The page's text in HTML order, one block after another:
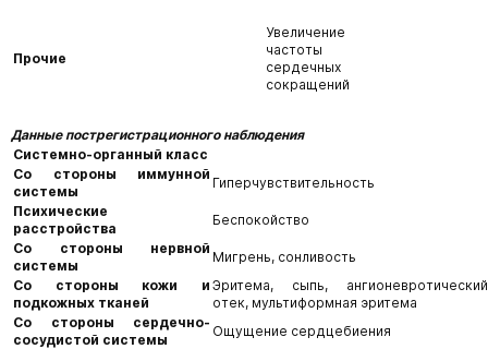
Прочие
Увеличение
частоты
сердечных
сокращений
Данные пострегистрационного наблюдения
Системно-органный класс
Со стороны иммунной
системы
Гиперчувствительность
Психические
расстройства
Беспокойство
Со стороны нервной
системы
Мигрень, сонливость
Со стороны кожи и
подкожных тканей
Эритема, сыпь, ангионевротический
отек, мультиформная эритема
Со стороны сердечно-
сосудистой системы
Ощущение сердцебиения